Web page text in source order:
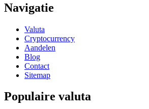
Navigatie
Valuta
Cryptocurrency
Aandelen
Blog
Contact
Sitemap
Populaire valuta